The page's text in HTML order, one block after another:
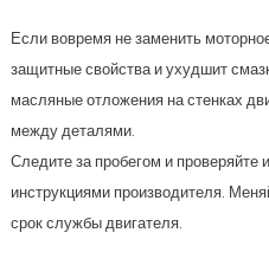
Если вовремя не заменить
защитные свойства и ухудшит
масляные отложения на стенках
между деталями.
Следите за пробегом и проверяйте
инструкциями производителя.
срок службы двигателя.